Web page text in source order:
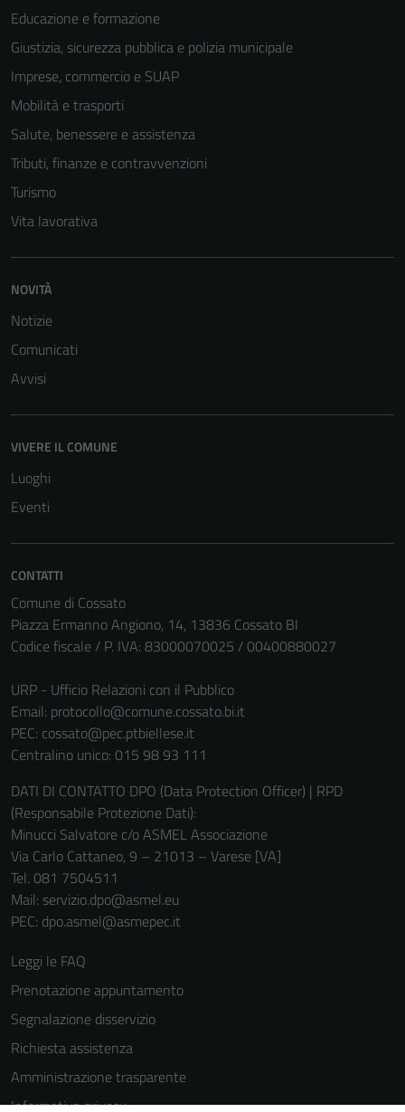
Educazione e formazione
Giustizia, sicurezza pubblica e polizia municipale
Imprese, commercio e SUAP
Mobilità e trasporti
Salute, benessere e assistenza
Tributi, finanze e contravvenzioni
Turismo
Vita lavorativa
NOVITÀ
Notizie
Comunicati
Avvisi
VIVERE IL COMUNE
Luoghi
Eventi
CONTATTI
Comune di Cossato
Piazza Ermanno Angiono, 14, 13836 Cossato BI
Codice fiscale / P. IVA: 83000070025 / 00400880027
URP - Ufficio Relazioni con il Pubblico
Email: protocollo@comune.cossato.bi.it
PEC: cossato@pec.ptbiellese.it
Centralino unico: 015 98 93 111
DATI DI CONTATTO DPO (Data Protection Officer) | RPD
(Responsabile Protezione Dati):
Minucci Salvatore c/o ASMEL Associazione
Via Carlo Cattaneo, 9 – 21013 – Varese [VA]
Tel. 081 7504511
Mail: servizio.dpo@asmel.eu
PEC: dpo.asmel@asmepec.it
Leggi le FAQ
Prenotazione appuntamento
Segnalazione disservizio
Richiesta assistenza
Amministrazione trasparente
Informativa privacy
possono
personali.